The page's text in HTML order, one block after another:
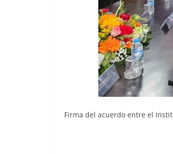
Firma del acuerdo entre el